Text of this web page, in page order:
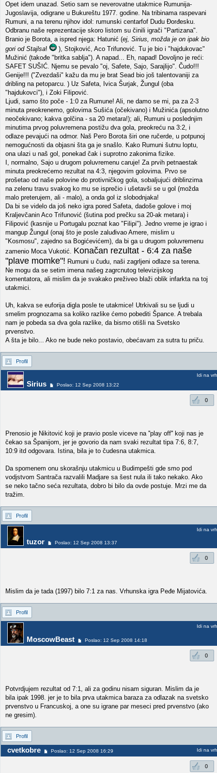
Opet idem unazad. Setio sam se neverovatne utakmice Rumunija-
Jugoslavija, odigrane u Bukureštu 1977. godine. Na tribinama raspevani
Rumuni, a na terenu njihov idol: rumunski centarfof Dudu Đorđesku.
Odbranu naše reprezentacije skoro listom su činili igrači "Partizana".
Branio je Borota, a ispred njega: Hatunić (ej, Sirius, možda je on ipak bio
gori od Stajlsa!
), Stojković, Aco Trifunović. Tu je bio i "hajdukovac"
Mužinić (takođe "britka sablja"). A napad... Eh, napad! Dovoljno je reći:
SAFET SUŠIĆ. Njemu se pevalo "oj, Safete, Sajo, Sarajlijo". Čudo!!!
Genije!!! ("Zvezdaši" kažu da mu je brat Sead bio još talentovaniji za
dribling na petoparcu. ) Uz Safeta, Ivica Šurjak, Žungul (oba
"hajdukovci"), i Zoki Filipović.
Ljudi, samo što poče - 1:0 za Rumune! Ali, ne damo se mi, pa za 2-3
minuta preokrenemo, golovima Sušića (očekivano) i Mužinića (apsolutno
neočekivano; kakva golčina - sa 20 metara!); ali, Rumuni u poslednjim
minutima prvog poluvremena postižu dva gola, preokreću na 3:2, i
odlaze pevajući na odmor. Naš Pero Borota širi one ručerde, u potpunoj
nemogućnosti da objasni šta ga je snašlo. Kako Rumuni šutnu loptu,
ona ulazi u naš gol, ponekad čak i suprotno zakonima fizike.
I, normalno, Sajo u drugom poluvremenu caruje! Za prvih petnaestak
minuta preokrećemo rezultat na 4:3, njegovim golovima. Prvo se
prošetao od naše polovine do protivničkog gola, sobaljujući driblinzima
na zelenu travu svakog ko mu se isprečio i ušetavši se u gol (možda
malo preterujem, ali - malo), a onda gol iz slobodnjaka!
Da bi se videlo da još neko igra pored Safeta, dadoše golove i moj
Kraljevčanin Aco Trifunović (šutina pod prečku sa 20-ak metara) i
Filipović (kasnije u Portugalu poznat kao "Filipi"). Jedno vreme je igrao i
mangup Žungul (onaj što je posle zaluđivao Amere, mislim u
"Kosmosu", zajedno sa Bogićevićem), da bi ga u drugom poluvremenu
zamenio Moca Vukotić. Konačan rezultat - 6:4 za naše
"plave momke"! Rumuni u čudu, naši zagrljeni odlaze sa terena.
Ne mogu da se setim imena našeg zagrcnutog televizijskog
komentatora, ali mislim da je svakako preživeo blaži oblik infarkta na toj
utakmici.
Uh, kakva se euforija digla posle te utakmice! Utrkivali su se ljudi u
smelim prognozama sa koliko razlike ćemo pobediti Špance. A trebala
nam je pobeda sa dva gola razlike, da bismo otišli na Svetsko
prvenstvo.
A šta je bilo... Ako ne bude neko postavio, obećavam za sutra tu priču.
Profil
Sirius Poslao: 12 Sep 2008 13:22
Idi na vrh
0
Prenosio je Nikitović koji je pravio posle viceve na ''play off'' koji nas je
čekao sa Španijom, jer je govorio da nam svaki rezultat tipa 7:6, 8:7,
10:9 itd odgovara. Istina, bila je to čudesna utakmica.
Da spomenem onu skorašnju utakmicu u Budimpešti gde smo pod
vodjstvom Santrača razvalili Madjare sa šest nula ili tako nekako. Ako
se neko tačno seća rezultata, dobro bi bilo da ovde postuje. Mrzi me da
tražim.
Profil
tuzor Poslao: 12 Sep 2008 13:37
Idi na vrh
0
Mislim da je tada (1997) bilo 7:1 za nas. Vrhunska igra Peđe Mijatovića.
Profil
MoscowBeast Poslao: 12 Sep 2008 14:18
Idi na vrh
0
Potvrdjujem rezultat od 7:1, ali za godinu nisam siguran. Mislim da je
bila ipak 1998. jer je to bila prva utakmica baraza za odlazak na svetsko
prvenstvo u Francuskoj, a one su igrane par meseci pred prvenstvo (ako
ne gresim).
Profil
cvetkobre Poslao: 12 Sep 2008 16:29 Idi na vrh
0